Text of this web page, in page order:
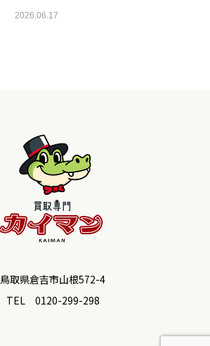
2026.06.17
鳥取県倉吉市山根572-4
TEL 0120-299-298